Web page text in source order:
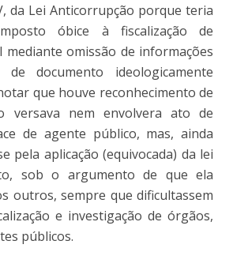
da Lei Anticorrupção porque teria
óbice à fiscalização de
omissão de informações
de documento ideologicamente
que houve reconhecimento de
versava nem envolvera ato de
de agente público, mas, ainda
pela aplicação (equivocada) da lei
sob o argumento de que ela
outros, sempre que dificultassem
e investigação de órgãos,
públicos.